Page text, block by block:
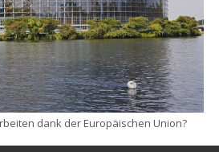
dank der Europäischen Union?